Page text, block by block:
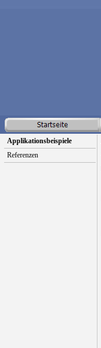
Applikationsbeispiele
Referenzen